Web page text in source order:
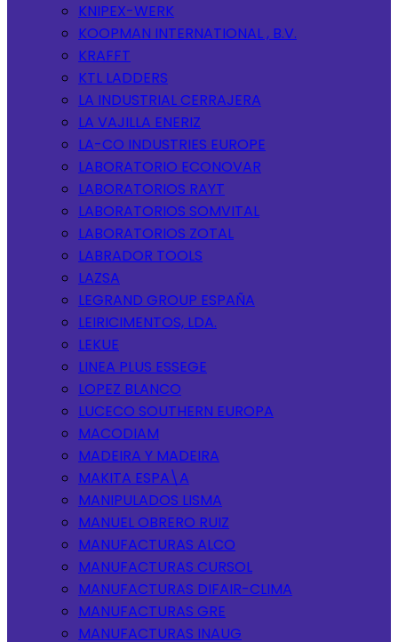
KNIPEX-WERK
KOOPMAN INTERNATIONAL , B.V.
KRAFFT
KTL LADDERS
LA INDUSTRIAL CERRAJERA
LA VAJILLA ENERIZ
LA-CO INDUSTRIES EUROPE
LABORATORIO ECONOVAR
LABORATORIOS RAYT
LABORATORIOS SOMVITAL
LABORATORIOS ZOTAL
LABRADOR TOOLS
LAZSA
LEGRAND GROUP ESPAÑA
LEIRICIMENTOS, LDA.
LEKUE
LINEA PLUS ESSEGE
LOPEZ BLANCO
LUCECO SOUTHERN EUROPA
MACODIAM
MADEIRA Y MADEIRA
MAKITA ESPA\A
MANIPULADOS LISMA
MANUEL OBRERO RUIZ
MANUFACTURAS ALCO
MANUFACTURAS CURSOL
MANUFACTURAS DIFAIR-CLIMA
MANUFACTURAS GRE
MANUFACTURAS INAUG